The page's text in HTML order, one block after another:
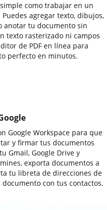
como trabajar en un
agregar texto, dibujos,
anotar tu documento sin
texto rasterizado ni campos
de PDF en línea para
perfecto en minutos.
Google Workspace para que
y firmar tus documentos
Gmail, Google Drive y
exporta documentos a
tu libreta de direcciones de
con tus contactos.